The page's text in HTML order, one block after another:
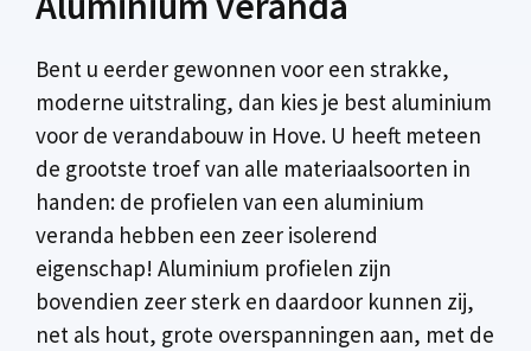
Bent u eerder gewonnen voor een strakke,
moderne uitstraling, dan kies je best aluminium
voor de verandabouw in Hove. U heeft meteen
de grootste troef van alle materiaalsoorten in
handen: de profielen van een aluminium
veranda hebben een zeer isolerend
eigenschap! Aluminium profielen zijn
bovendien zeer sterk en daardoor kunnen zij,
net als hout, grote overspanningen aan, met de